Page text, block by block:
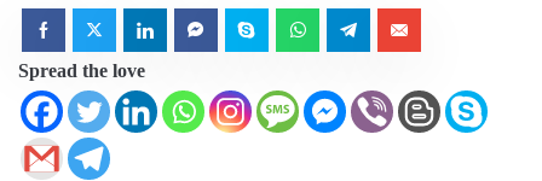
Spread the love